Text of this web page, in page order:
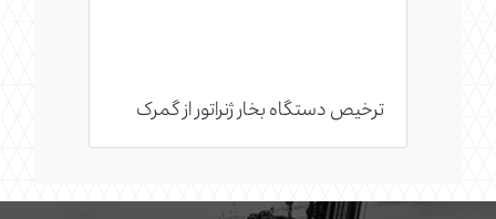
ترخیص دستگاه بخار ژنراتور از گمرک